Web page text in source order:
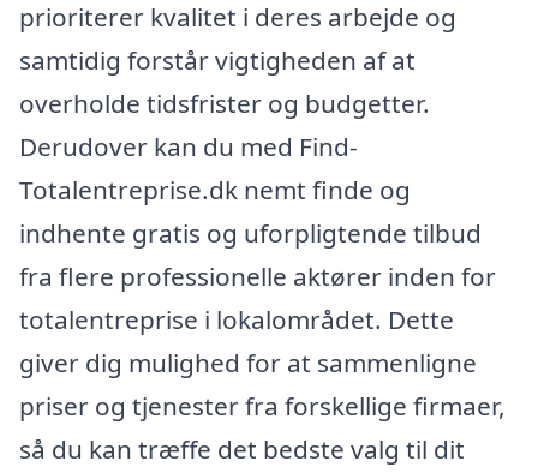
prioriterer kvalitet i deres arbejde og
samtidig forstår vigtigheden af at
overholde tidsfrister og budgetter.
Derudover kan du med Find-
Totalentreprise.dk nemt finde og
indhente gratis og uforpligtende tilbud
fra flere professionelle aktører inden for
totalentreprise i lokalområdet. Dette
giver dig mulighed for at sammenligne
priser og tjenester fra forskellige firmaer,
så du kan træffe det bedste valg til dit